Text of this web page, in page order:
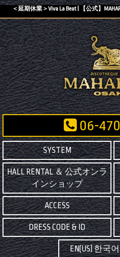
＜延期休業＞Viva La Beat | 【公式】
06-
SYSTEM
HALL RENTAL ＆ 公式オンラ
インショップ
ACCESS
DRESS CODE & ID
EN(US) 한국